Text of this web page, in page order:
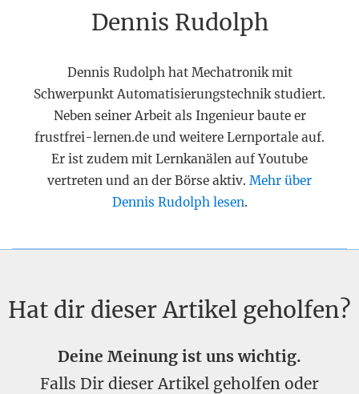
Dennis Rudolph
Dennis Rudolph hat Mechatronik mit
Schwerpunkt Automatisierungstechnik studiert.
Neben seiner Arbeit als Ingenieur baute er
frustfrei-lernen.de und weitere Lernportale auf.
Er ist zudem mit Lernkanälen auf Youtube
vertreten und an der Börse aktiv. Mehr über
Dennis Rudolph lesen.
Hat dir dieser Artikel geholfen?
Deine Meinung ist uns wichtig.
Falls Dir dieser Artikel geholfen oder